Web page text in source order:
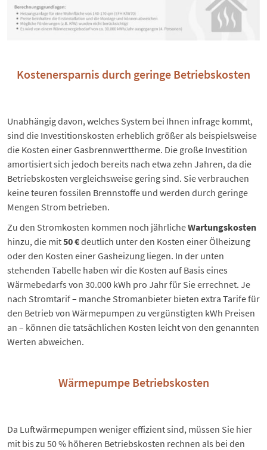
Kostenersparnis durch geringe Betriebskosten
Unabhängig davon, welches System bei Ihnen infrage kommt,
sind die Investitionskosten erheblich größer als beispielsweise
die Kosten einer Gasbrennwerttherme. Die große Investition
amortisiert sich jedoch bereits nach etwa zehn Jahren, da die
Betriebskosten vergleichsweise gering sind. Sie verbrauchen
keine teuren fossilen Brennstoffe und werden durch geringe
Mengen Strom betrieben.
Zu den Stromkosten kommen noch jährlicheWartungskosten
hinzu, die mit50 €deutlich unter den Kosten einer Ölheizung
oder den Kosten einer Gasheizung liegen. In der unten
stehenden Tabelle haben wir die Kosten auf Basis eines
Wärmebedarfs von 30.000 kWh pro Jahr für Sie errechnet. Je
nach Stromtarif – manche Stromanbieter bieten extra Tarife für
den Betrieb von Wärmepumpen zu vergünstigten kWh Preisen
an – können die tatsächlichen Kosten leicht von den genannten
Werten abweichen.
Wärmepumpe Betriebskosten
Da Luftwärmepumpen weniger effizient sind, müssen Sie hier
mit bis zu 50 % höheren Betriebskosten rechnen als bei den